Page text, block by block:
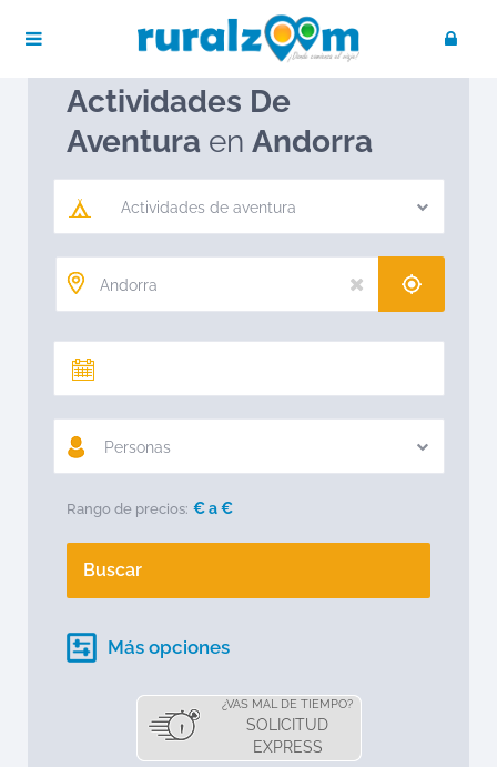
Actividades de aventura en Andorra
Actividades De
Aventura en Andorra
Actividades de aventura
Personas
Rango de precios: € a€
Buscar
Más opciones
¿VAS MAL DE TIEMPO?
SOLICITUD
EXPRESS